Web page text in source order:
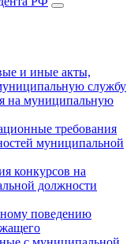
и иные акты,
службу
на муниципальную
требования
муниципальной
конкурсов на
должности
поведению